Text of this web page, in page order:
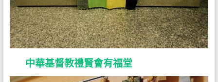
中華基督教禮賢會有福堂